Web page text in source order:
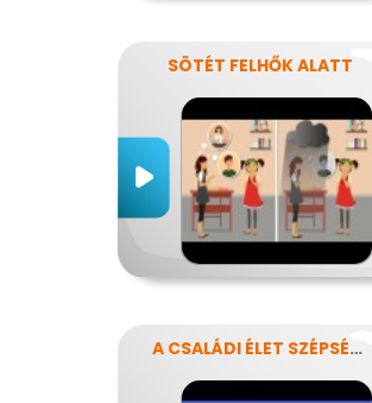
SÖTÉT FELHŐK ALATT
A CSALÁDI ÉLET SZÉPSÉGEI ÉS NEHÉZSÉGEI